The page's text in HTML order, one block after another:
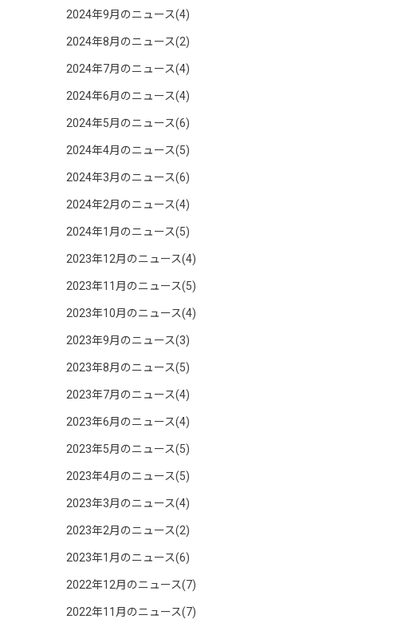
2024年9月のニュース(4)
2024年8月のニュース(2)
2024年7月のニュース(4)
2024年6月のニュース(4)
2024年5月のニュース(6)
2024年4月のニュース(5)
2024年3月のニュース(6)
2024年2月のニュース(4)
2024年1月のニュース(5)
2023年12月のニュース(4)
2023年11月のニュース(5)
2023年10月のニュース(4)
2023年9月のニュース(3)
2023年8月のニュース(5)
2023年7月のニュース(4)
2023年6月のニュース(4)
2023年5月のニュース(5)
2023年4月のニュース(5)
2023年3月のニュース(4)
2023年2月のニュース(2)
2023年1月のニュース(6)
2022年12月のニュース(7)
2022年11月のニュース(7)